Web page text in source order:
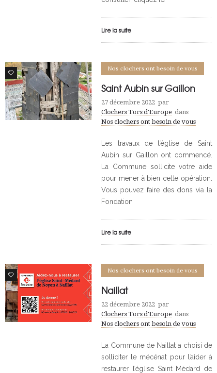
Lire la suite
0
Nos clochers ont besoin de vous
Saint Aubin sur Gaillon
27 décembre 2022 par
Clochers Tors d'Europe dans
Nos clochers ont besoin de vous
Les travaux de l’église de Saint
Aubin sur Gaillon ont commencé.
La Commune sollicite votre aide
pour mener à bien cette opération.
Vous pouvez faire des dons via la
Fondation
Lire la suite
0
Nos clochers ont besoin de vous
Naillat
22 décembre 2022 par
Clochers Tors d'Europe dans
Nos clochers ont besoin de vous
La Commune de Naillat a choisi de
solliciter le mécénat pour l’aider à
restaurer l’église Saint Médard de